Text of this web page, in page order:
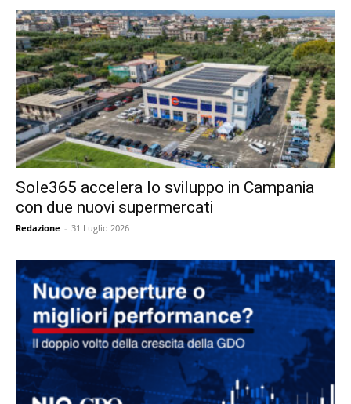
Sole365 accelera lo sviluppo in Campania
con due nuovi supermercati
Redazione - 31 Luglio 2026